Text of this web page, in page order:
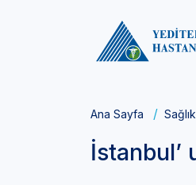
Ana Sayfa
İstanbul’